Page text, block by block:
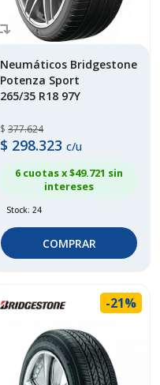
Neumáticos Bridgestone
Potenza Sport
265/35 R18 97Y
$ 377.624
$ 298.323 c/u
6 cuotas x $49.721 sin
intereses
Stock: 24
COMPRAR
-21%